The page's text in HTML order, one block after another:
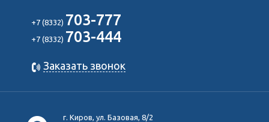
+7 (8332) 703-777
+7 (8332) 703-444
Заказать звонок
г. Киров, ул. Базовая, 8/2